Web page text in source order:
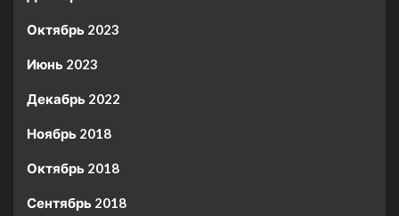
Октябрь 2023
Июнь 2023
Декабрь 2022
Ноябрь 2018
Октябрь 2018
Сентябрь 2018